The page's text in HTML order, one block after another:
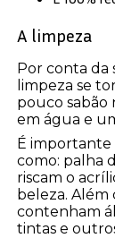
A limpeza
Por conta da
limpeza se
pouco
em água e
É importante
como: palha
riscam o
beleza. Além
contenham
tintas e